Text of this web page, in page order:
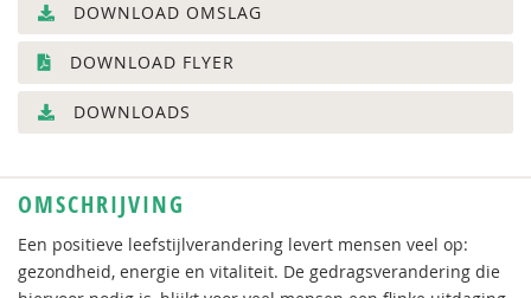
DOWNLOAD OMSLAG
DOWNLOAD FLYER
DOWNLOADS
OMSCHRIJVING
Een positieve leefstijlverandering levert mensen veel op:
gezondheid, energie en vitaliteit. De gedragsverandering die